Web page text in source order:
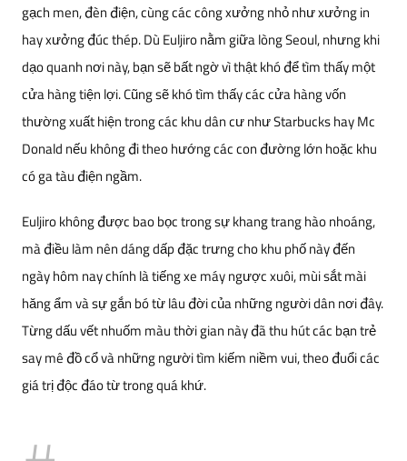
gạch men, đèn điện, cùng các công xưởng nhỏ như xưởng in
hay xưởng đúc thép. Dù Euljiro nằm giữa lòng Seoul, nhưng khi
dạo quanh nơi này, bạn sẽ bất ngờ vì thật khó để tìm thấy một
cửa hàng tiện lợi. Cũng sẽ khó tìm thấy các cửa hàng vốn
thường xuất hiện trong các khu dân cư như Starbucks hay Mc
Donald nếu không đi theo hướng các con đường lớn hoặc khu
có ga tàu điện ngầm.
Euljiro không được bao bọc trong sự khang trang hào nhoáng,
mà điều làm nên dáng dấp đặc trưng cho khu phố này đến
ngày hôm nay chính là tiếng xe máy ngược xuôi, mùi sắt mài
hăng ẩm và sự gắn bó từ lâu đời của những người dân nơi đây.
Từng dấu vết nhuốm màu thời gian này đã thu hút các bạn trẻ
say mê đồ cổ và những người tìm kiếm niềm vui, theo đuổi các
giá trị độc đáo từ trong quá khứ.